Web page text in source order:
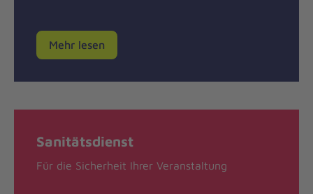
Mehr lesen
Sanitätsdienst
Für die Sicherheit Ihrer Veranstaltung